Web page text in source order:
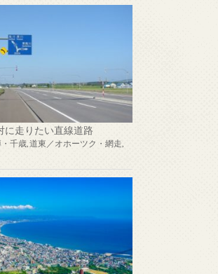
に走りたい直線道路
千歳 道東／オホーツク・網走